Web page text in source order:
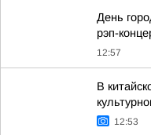
День
рэп-
12:57
В
12:53